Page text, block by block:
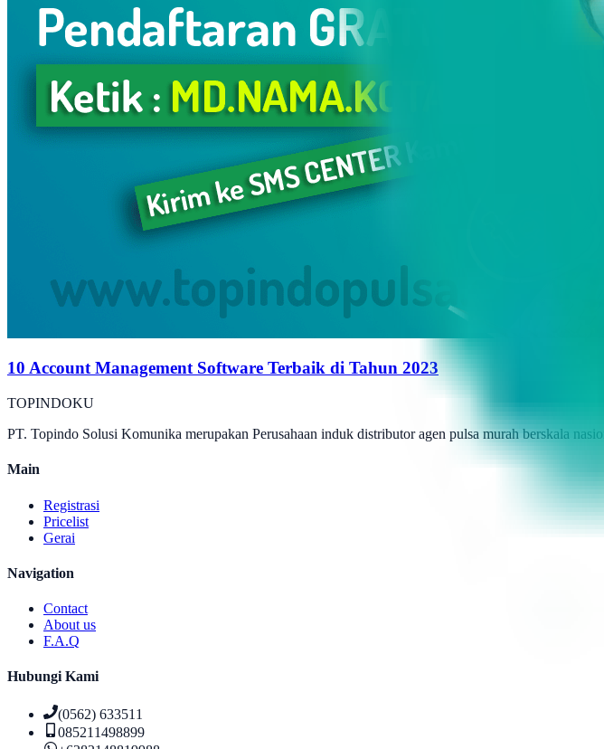
10 Account Management Software Terbaik di Tahun 2023
TOPINDOKU
PT. Topindo Solusi Komunika merupakan Perusahaan induk distributor agen pulsa murah berskala
Main
Registrasi
Pricelist
Gerai
Navigation
Contact
About us
F.A.Q
Hubungi Kami
(0562) 633511
085211498899